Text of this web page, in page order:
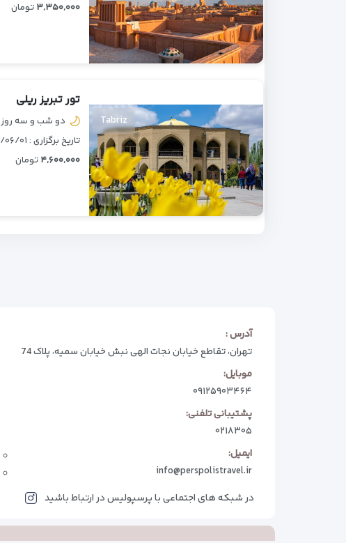
۳,۳۵۰,۰۰۰ تومان
Tabriz
تور تبریز ریلی
دو شب و سه روز
تاریخ برگزاری : ۱۴۰۵/۰۶/۰۱
۴,۶۰۰,۰۰۰ تومان
آدرس :
تهران، تقاطع خیابان نجات الهی نبش خیابان سمیه، پلاک 74
موبایل:
۰۹۱۲۵۹۰۳۴۶۴
پشتیبانی تلفنی:
۰۲۱۸۳۰۵
ایمیل:
info@perspolistravel.ir
در شبکه های اجتماعی با پرسپولیس در ارتباط باشید